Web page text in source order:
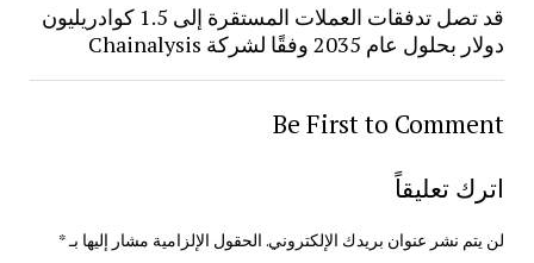
قد تصل تدفقات العملات المستقرة إلى 1.5 كوادريليون
دولار بحلول عام 2035 وفقًا لشركة Chainalysis
Be First to Comment
اترك تعليقاً
لن يتم نشر عنوان بريدك الإلكتروني. الحقول الإلزامية مشار إليها بـ*